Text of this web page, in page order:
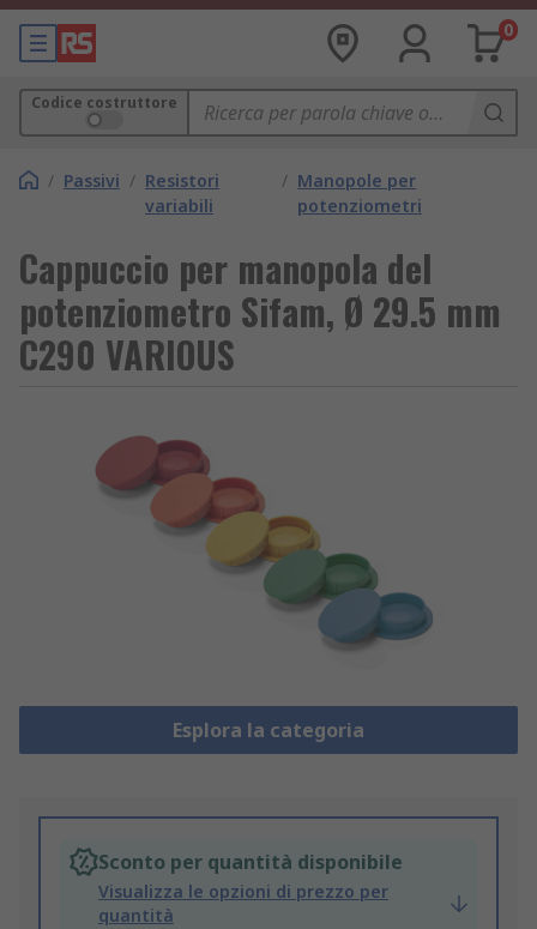
0
Codice costruttore
/ Passivi / Resistori
variabili
/ Manopole per
potenziometri
Cappuccio per manopola del
potenziometro Sifam, Ø 29.5 mm
C290 VARIOUS
Esplora la categoria
Sconto per quantità disponibile
Visualizza le opzioni di prezzo per
quantità